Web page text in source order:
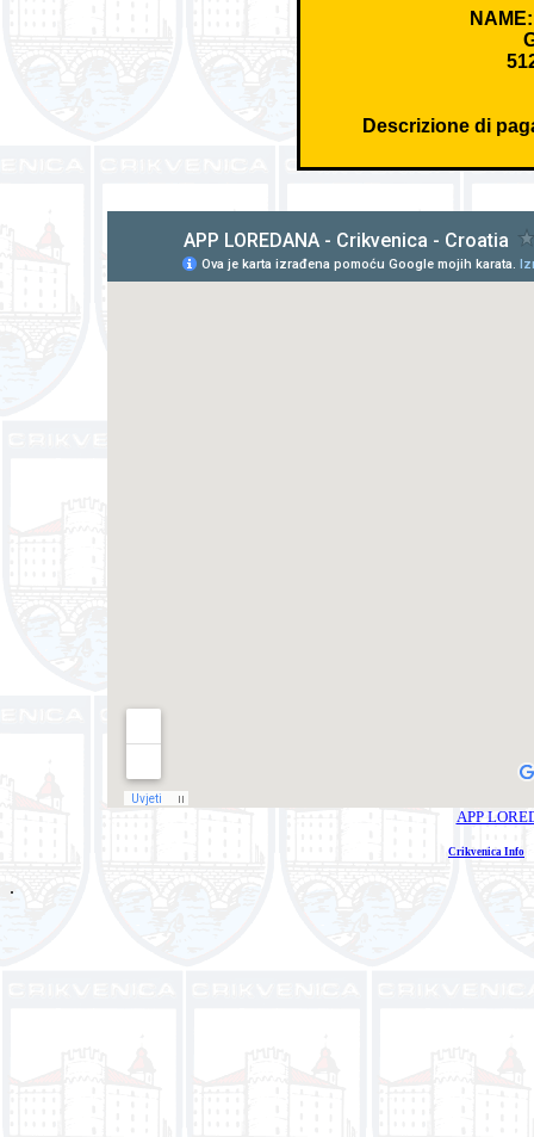
Descrizione di
APP
Crikvenica Info
.